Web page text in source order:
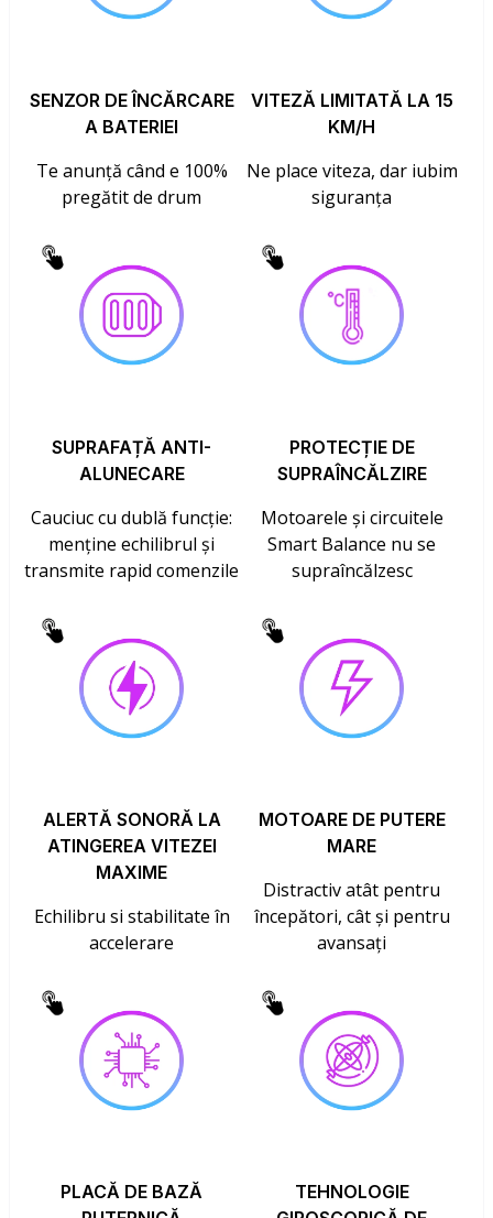
SENZOR DE ÎNCĂRCARE
A BATERIEI
Te anunță când e 100%
pregătit de drum
VITEZĂ LIMITATĂ LA 15
KM/H
Ne place viteza, dar iubim
siguranța
SUPRAFAȚĂ ANTI-
ALUNECARE
Cauciuc cu dublă funcție:
menține echilibrul și
transmite rapid comenzile
PROTECȚIE DE
SUPRAÎNCĂLZIRE
Motoarele și circuitele
Smart Balance nu se
supraîncălzesc
ALERTĂ SONORĂ LA
ATINGEREA VITEZEI
MAXIME
Echilibru si stabilitate în
accelerare
MOTOARE DE PUTERE
MARE
Distractiv atât pentru
începători, cât și pentru
avansați
PLACĂ DE BAZĂ
TEHNOLOGIE